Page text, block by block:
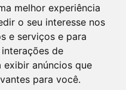
melhor experiência
o seu interesse nos
e serviços e para
de
exibir anúncios que
para você.